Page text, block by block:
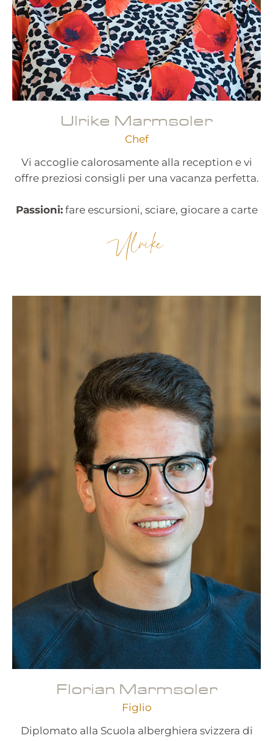
Ulrike Marmsoler
Chef
Vi accoglie calorosamente alla reception e vi
offre preziosi consigli per una vacanza perfetta.
Passioni:fare escursioni, sciare, giocare a carte
Ulrike
Florian Marmsoler
Figlio
Diplomato alla Scuola alberghiera svizzera di